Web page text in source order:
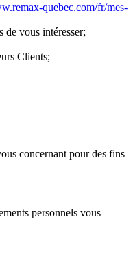
quebec.com/fr/mes-
de vous intéresser;
Clients;
concernant pour des fins
personnels vous